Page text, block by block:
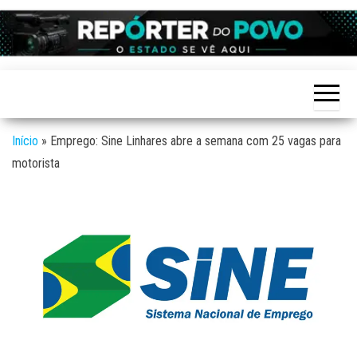
Skip
to
the
Reporter
site de
Notícias
Início » Emprego: Sine Linhares abre a semana com 25 vagas para
motorista